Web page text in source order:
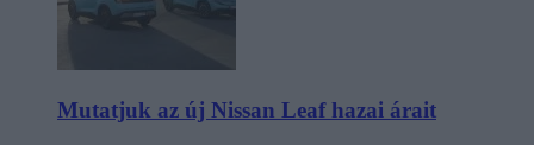
Mutatjuk az új Nissan Leaf hazai árait